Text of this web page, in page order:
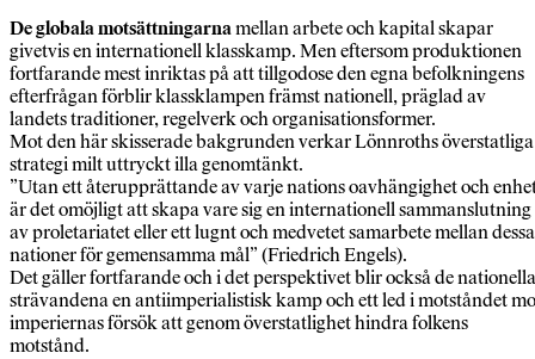
De globala motsättningarnamellan arbete och kapital skapar
givetvis en internationell klasskamp. Men eftersom produktionen
fortfarande mest inriktas på att tillgodose den egna befolkningens
efterfrågan förblir klassklampen främst nationell, präglad av
landets traditioner, regelverk och organisationsformer.
Mot den här skisserade bakgrunden verkar Lönnroths överstatliga
strategi milt uttryckt illa genomtänkt.
”Utan ett återupprättande av varje nations oavhängighet och
är det omöjligt att skapa vare sig en internationell sammanslutning
av proletariatet eller ett lugnt och medvetet samarbete mellan dessa
nationer för gemensamma mål” (Friedrich Engels).
Det gäller fortfarande och i det perspektivet blir också de nationella
strävandena en antiimperialistisk kamp och ett led i motståndet
imperiernas försök att genom överstatlighet hindra folkens
motstånd.